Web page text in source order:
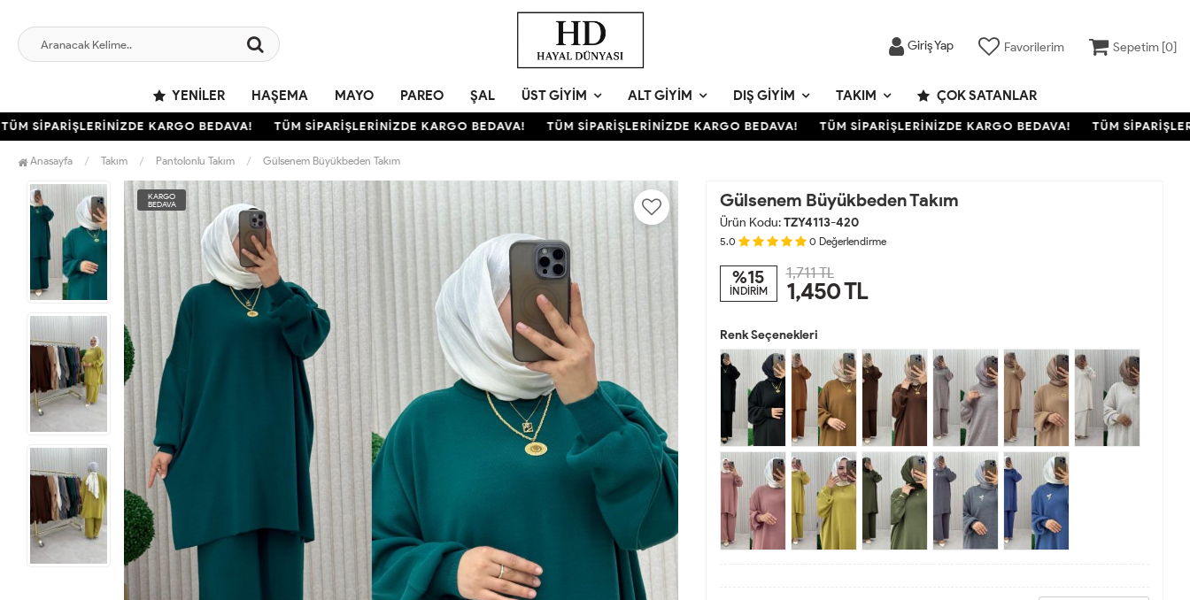
Giriş Yap Favorilerim Sepetim [0]
YENILER HAŞEMA MAYO PAREO ŞAL ÜST GIYIM ALT GIYIM DIŞ GIYIM TAKIM ÇOK SATANLAR
SİPARİŞLERİNİZDE KARGO BEDAVA! TÜM SİPARİŞLERİNİZDE KARGO BEDAVA! TÜM SİPARİŞLERİNİZDE KARGO BEDAVA! TÜM SİPARİŞLERİNİZDE KARGO BEDAVA! TÜM
Anasayfa Takım Pantolonlu Takım Gülsenem Büyükbeden Takım
KARGO
BEDAVA
Gülsenem Büyükbeden Takım
Ürün Kodu:TZY4113-420
5.0 0 Değerlendirme
%15
İNDİRİM
1,711 TL
1,450TL
Renk Seçenekleri